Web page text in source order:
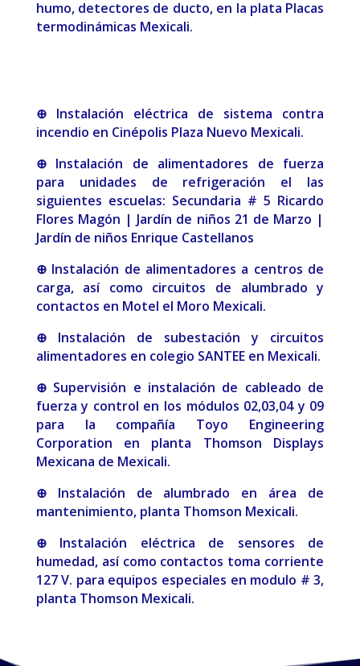
humo, detectores de ducto, en la plata Placas
termodinámicas Mexicali.
⊕ Instalación eléctrica de sistema contra
incendio en Cinépolis Plaza Nuevo Mexicali.
⊕ Instalación de alimentadores de fuerza
para unidades de refrigeración el las
siguientes escuelas: Secundaria # 5 Ricardo
Flores Magón | Jardín de niños 21 de Marzo |
Jardín de niños Enrique Castellanos
⊕ Instalación de alimentadores a centros de
carga, así como circuitos de alumbrado y
contactos en Motel el Moro Mexicali.
⊕ Instalación de subestación y circuitos
alimentadores en colegio SANTEE en Mexicali.
⊕ Supervisión e instalación de cableado de
fuerza y control en los módulos 02,03,04 y 09
para la compañía Toyo Engineering
Corporation en planta Thomson Displays
Mexicana de Mexicali.
⊕ Instalación de alumbrado en área de
mantenimiento, planta Thomson Mexicali.
⊕ Instalación eléctrica de sensores de
humedad, así como contactos toma corriente
127 V. para equipos especiales en modulo # 3,
planta Thomson Mexicali.